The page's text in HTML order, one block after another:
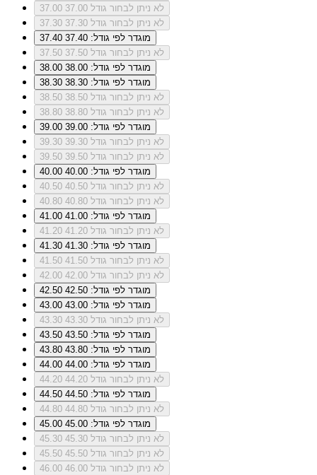
37.00
לא ניתן לבחור גודל 37.00
37.30
לא ניתן לבחור גודל 37.30
37.40
מוגדר לפי גודל: 37.40
37.50
לא ניתן לבחור גודל 37.50
38.00
מוגדר לפי גודל: 38.00
38.30
מוגדר לפי גודל: 38.30
38.50
לא ניתן לבחור גודל 38.50
38.80
לא ניתן לבחור גודל 38.80
39.00
מוגדר לפי גודל: 39.00
39.30
לא ניתן לבחור גודל 39.30
39.50
לא ניתן לבחור גודל 39.50
40.00
מוגדר לפי גודל: 40.00
40.50
לא ניתן לבחור גודל 40.50
40.80
לא ניתן לבחור גודל 40.80
41.00
מוגדר לפי גודל: 41.00
41.20
לא ניתן לבחור גודל 41.20
41.30
מוגדר לפי גודל: 41.30
41.50
לא ניתן לבחור גודל 41.50
42.00
לא ניתן לבחור גודל 42.00
42.50
מוגדר לפי גודל: 42.50
43.00
מוגדר לפי גודל: 43.00
43.30
לא ניתן לבחור גודל 43.30
43.50
מוגדר לפי גודל: 43.50
43.80
מוגדר לפי גודל: 43.80
44.00
מוגדר לפי גודל: 44.00
44.20
לא ניתן לבחור גודל 44.20
44.50
מוגדר לפי גודל: 44.50
44.80
לא ניתן לבחור גודל 44.80
45.00
מוגדר לפי גודל: 45.00
45.30
לא ניתן לבחור גודל 45.30
45.50
לא ניתן לבחור גודל 45.50
46.00
לא ניתן לבחור גודל 46.00